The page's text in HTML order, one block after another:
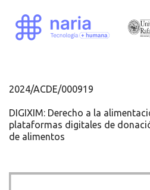
2024/ACDE/000919
DIGIXIM: Derecho a la
plataformas digitales de
de alimentos
Recursos
Únete